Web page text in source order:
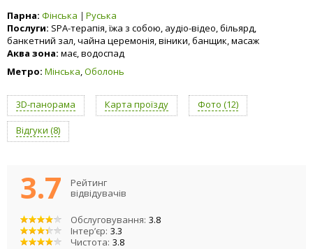
Парна: Фінська
Руська
Послуги: SPA-терапія, їжа з собою, аудіо-відео, більярд,
банкетний зал, чайна церемонія, віники, банщик, масаж
Аква зона: має, водоспад
Метро: Мінська,Оболонь
3D-панорама Карта проїзду Фото (12)
Відгуки (8)
3.7
Рейтинг
відвідувачів
Обслуговування: 3.8
Інтер’єр: 3.3
Чистота: 3.8